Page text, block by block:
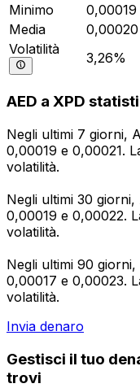
Minimo
0,00019
Media
0,00020
Volatilità
3,26%
AED a XPD
Negli ultimi 7 giorni,
0,00019 e 0,00021.
volatilità.
Negli ultimi 30
0,00019 e 0,00022.
volatilità.
Negli ultimi 90
0,00017 e 0,00023.
volatilità.
Invia denaro
Gestisci il tuo
trovi